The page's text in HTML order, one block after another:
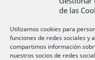
de las
Utilizamos cookies para
funciones de redes sociales y
compartimos información
nuestros socios de redes